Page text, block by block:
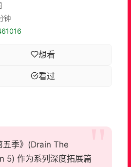
钟
想看
看过
五季》(Drain The
5) 作为系列深度拓展篇